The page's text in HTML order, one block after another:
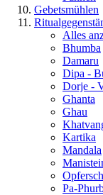
Gebetsmühlen
Alles
Bhumba
Damaru
Dipa -
Dorje -
Ghanta
Ghau
Kartika
Mandala
Pa-